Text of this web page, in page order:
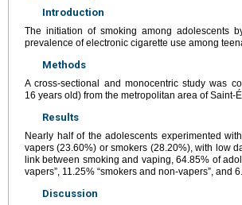
Introduction
The initiation of smoking among adolescents
prevalence of electronic cigarette use among
Methods
A cross-sectional and monocentric study was
16 years old) from the metropolitan area of Saint-
Results
Nearly half of the adolescents experimented
vapers (23.60%) or smokers (28.20%), with low
link between smoking and vaping, 64.85% of
vapers”, 11.25% “smokers and non-vapers”, and
Discussion